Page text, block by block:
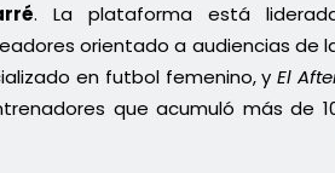
. La plataforma está
orientado a audiencias de
en futbol femenino, yEl
que acumuló más de